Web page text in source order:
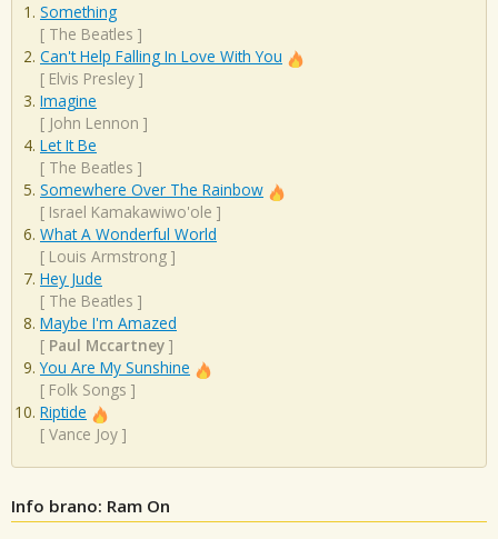
Something
[ The Beatles ]
Can't Help Falling In Love With You
[ Elvis Presley ]
Imagine
[ John Lennon ]
Let It Be
[ The Beatles ]
Somewhere Over The Rainbow
[ Israel Kamakawiwo'ole ]
What A Wonderful World
[ Louis Armstrong ]
Hey Jude
[ The Beatles ]
Maybe I'm Amazed
[ Paul Mccartney ]
You Are My Sunshine
[ Folk Songs ]
Riptide
[ Vance Joy ]
Info brano: Ram On